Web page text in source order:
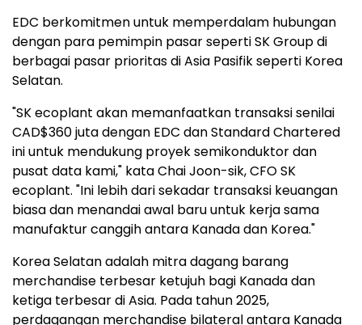
EDC berkomitmen untuk memperdalam hubungan
dengan para pemimpin pasar seperti SK Group di
berbagai pasar prioritas di Asia Pasifik seperti Korea
Selatan.
"SK ecoplant akan memanfaatkan transaksi senilai
CAD$360 juta dengan EDC dan Standard Chartered
ini untuk mendukung proyek semikonduktor dan
pusat data kami," kata Chai Joon-sik, CFO SK
ecoplant. "Ini lebih dari sekadar transaksi keuangan
biasa dan menandai awal baru untuk kerja sama
manufaktur canggih antara Kanada dan Korea."
Korea Selatan adalah mitra dagang barang
merchandise terbesar ketujuh bagi Kanada dan
ketiga terbesar di Asia. Pada tahun 2025,
perdagangan merchandise bilateral antara Kanada